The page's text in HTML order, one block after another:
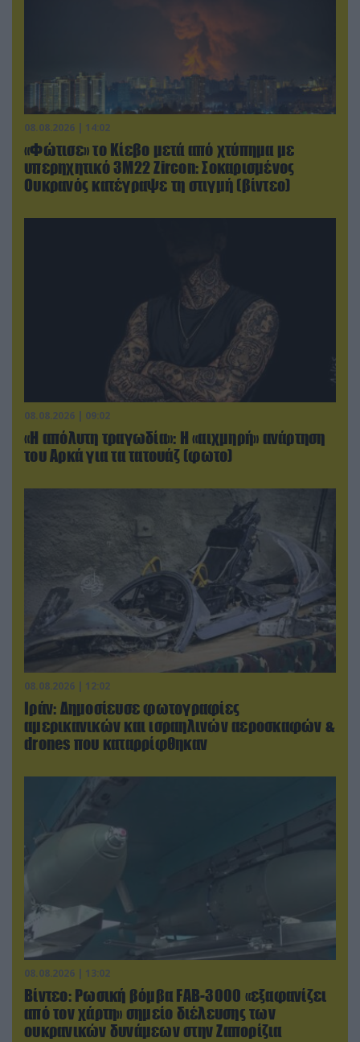
08.08.2026 | 14:02
«Φώτισε» το Κίεβο μετά από χτύπημα με
υπερηχητικό 3M22 Zircon: Σοκαρισμένος
Ουκρανός κατέγραψε τη στιγμή (βίντεο)
08.08.2026 | 09:02
«Η απόλυτη τραγωδία»: Η «αιχμηρή» ανάρτηση
του Αρκά για τα τατουάζ (φωτο)
08.08.2026 | 12:02
Ιράν: Δημοσίευσε φωτογραφίες
αμερικανικών και ισραηλινών αεροσκαφών &
drones που καταρρίφθηκαν
08.08.2026 | 13:02
Βίντεο: Ρωσική βόμβα FAB-3000 «εξαφανίζει
από τον χάρτη» σημείο διέλευσης των
ουκρανικών δυνάμεων στην Ζαπορίζια